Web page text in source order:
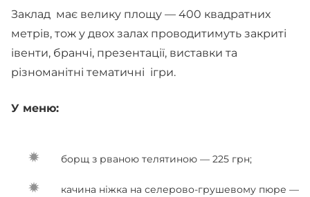
Заклад має велику площу — 400 квадратних
метрів, тож у двох залах проводитимуть закриті
івенти, бранчі, презентації, виставки та
різноманітні тематичні ігри.
У меню:
борщ з рваною телятиною — 225 грн;
качина ніжка на селерово-грушевому пюре —